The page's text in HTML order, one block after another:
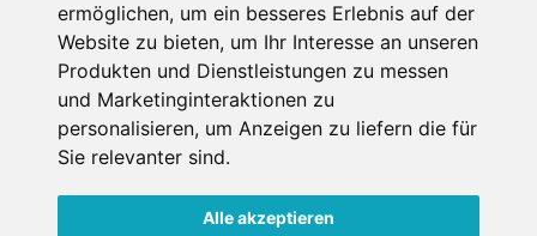
ermöglichen, um ein besseres Erlebnis auf der
Website zu bieten, um Ihr Interesse an unseren
Produkten und Dienstleistungen zu messen
und Marketinginteraktionen zu
personalisieren, um Anzeigen zu liefern die für
Sie relevanter sind.
Alle akzeptieren